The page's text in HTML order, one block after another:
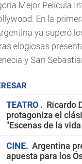
Mejor Película
En la
ya superó
elogiosas
y San
TEATRO
Ricardo
protagoniza el
"Escenas de la
CINE
Argentina
apuesta para los